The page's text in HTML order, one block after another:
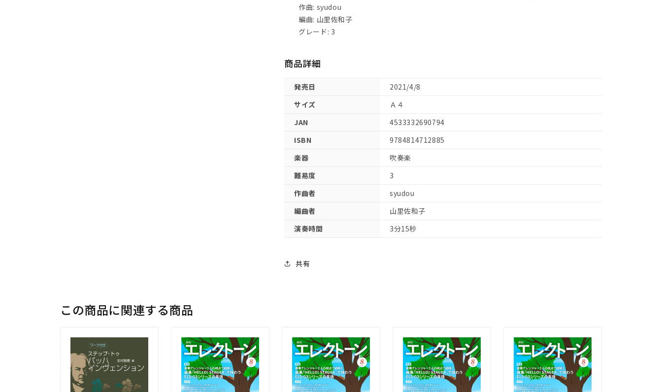
作曲: syudou
編曲: 山里佐和子
グレード: 3
商品詳細
発売日
2021/4/8
サイズ
Ａ４
JAN
4533332690794
ISBN
9784814712885
楽器
吹奏楽
難易度
3
作曲者
syudou
編曲者
山里佐和子
演奏時間
3分15秒
共有
この商品に関連する商品